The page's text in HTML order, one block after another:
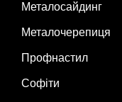
Металосайдинг
Металочерепиця
Профнастил
Софіти